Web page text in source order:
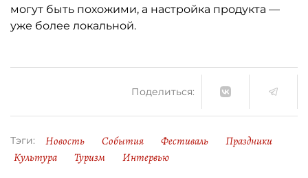
могут быть похожими, а настройка продукта —
уже более локальной.
Поделиться:
Тэги: Новость События Фестиваль
Праздники
Культура
Туризм Интервью